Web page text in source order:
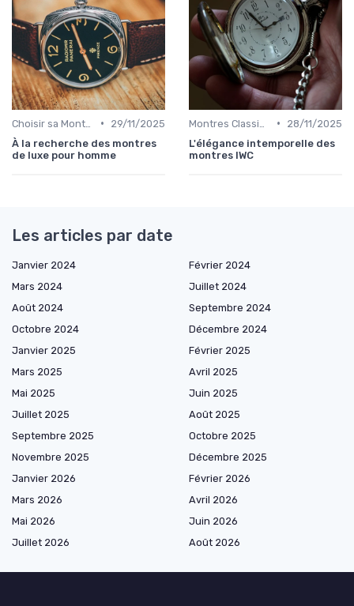
•
29/11/2025
À la recherche des montres
de luxe pour homme
•
28/11/2025
L'élégance intemporelle des
montres IWC
Les articles par date
Janvier 2024
Février 2024
Mars 2024
Juillet 2024
Août 2024
Septembre 2024
Octobre 2024
Décembre 2024
Janvier 2025
Février 2025
Mars 2025
Avril 2025
Mai 2025
Juin 2025
Juillet 2025
Août 2025
Septembre 2025
Octobre 2025
Novembre 2025
Décembre 2025
Janvier 2026
Février 2026
Mars 2026
Avril 2026
Mai 2026
Juin 2026
Juillet 2026
Août 2026